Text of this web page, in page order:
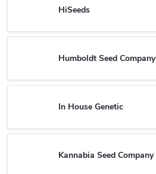
HiSeeds
Humboldt Seed Company
In House Genetic
Kannabia Seed Company